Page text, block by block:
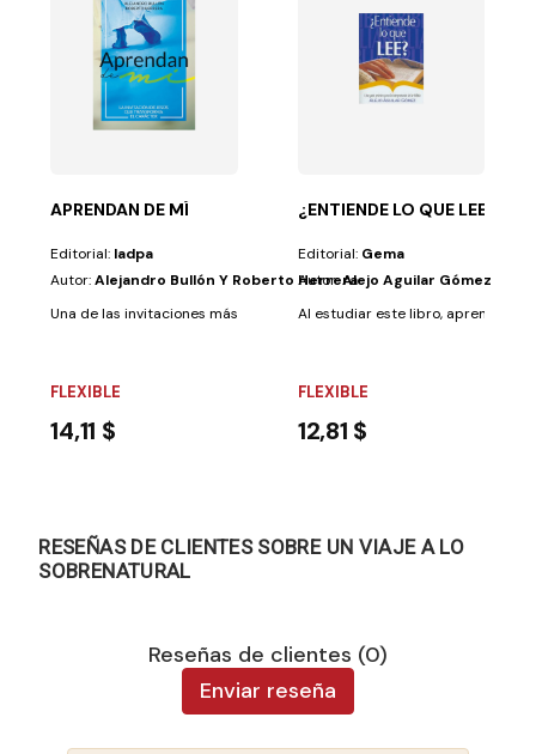
SIN RETORNO?
válido un estilo de vida homosexual? ¿Cual es el...
APRENDAN DE MÍ
Editorial: Iadpa
Autor:Alejandro Bullón Y Roberto Herrera
Una de las invitaciones más hermosas de las Escrituras es la que nos
FLEXIBLE
14,11 $
¿ENTIENDE LO QUE LEE?
Editorial: Gema
Autor:Alejo Aguilar Gómez
Al estudiar este libro, aprenderá a
FLEXIBLE
12,81 $
RESEÑAS DE CLIENTES SOBRE UN VIAJE A LO
SOBRENATURAL
Reseñas de clientes (0)
Enviar reseña